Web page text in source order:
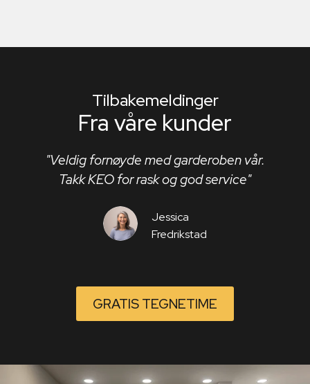
Tilbakemeldinger
Fra våre kunder
"Veldig fornøyde med garderoben vår.
Takk KEO for rask og god service"
Jessica
Fredrikstad
GRATIS TEGNETIME